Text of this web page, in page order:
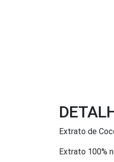
Extrato de
Extrato 100%